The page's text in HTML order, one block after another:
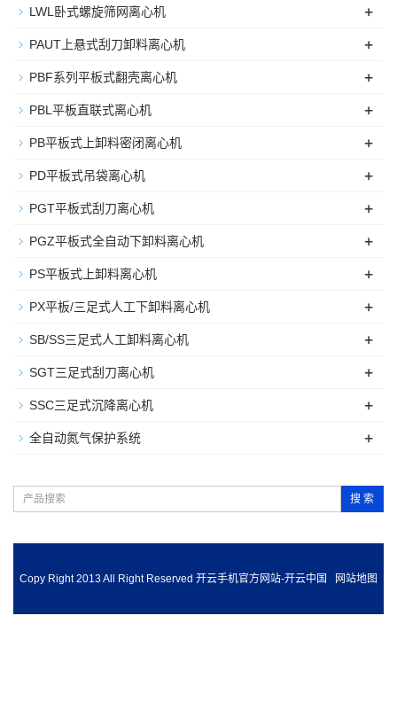
LWL卧式螺旋筛网离心机 +
PAUT上悬式刮刀卸料离心机 +
PBF系列平板式翻壳离心机 +
PBL平板直联式离心机 +
PB平板式上卸料密闭离心机 +
PD平板式吊袋离心机 +
PGT平板式刮刀离心机 +
PGZ平板式全自动下卸料离心机 +
PS平板式上卸料离心机 +
PX平板/三足式人工下卸料离心机 +
SB/SS三足式人工卸料离心机 +
SGT三足式刮刀离心机 +
SSC三足式沉降离心机 +
全自动氮气保护系统 +
搜 索
Copy Right 2013 All Right Reserved 开云手机官方网站-开云中国 网站地图